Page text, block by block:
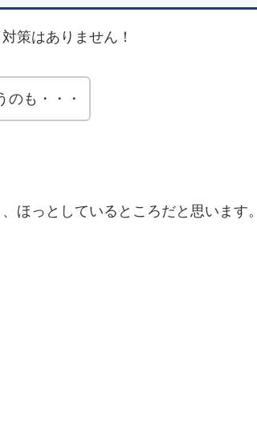
策はありません！
のも・・・
ほっとしているところだと思います。